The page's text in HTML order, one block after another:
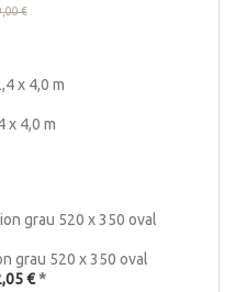
€
x 4,0 m
grau 520 x 350 oval
€ *